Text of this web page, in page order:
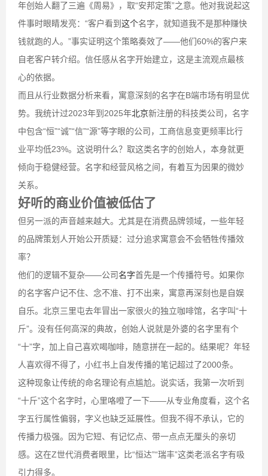
年创始人翻了三遍《周易》，取“安邦定策”之意。他对我说起这
件事时眼睛发亮：“客户看到 这个名字，就知道我不是那种赚快
钱就跑的人。”事实证明这个策略奏效了——他们60%的客户来
自老客户转介绍。信任感从名字开始建立，这是主流观点最核
心的依据。
而且从行业数据分析来看，寓意深刻的名字在B端市场有明显优
势。我统计过2023年到2025年北京新注册的科技类公司，名字
中包含“恒”“诚”“信”“源”等字眼的公司，工商信息变更频率比行
业平均低23%。这说明什么？取这类名字的创始人，本身就更
倾向于稳健经营。名字和经营风格之间，有着互为因果的微妙
关系。
好听的商业价值被低估了
但另一派的声音越来越大。尤其是在消费品牌领域，一些年轻
的品牌策划人开始公开质疑：过分追求寓意会不会牺牲传播效
率？
他们的逻辑不复杂——公司名字首先是一个传播符号。如果你
的名字客户记不住、念不准、打不出来，寓意再深刻也是自娱
自乐。北京三里屯去年冒出一家很火的独立咖啡馆，名字叫“十
斤”。没有任何高深的典故，创始人说就是外婆的名字里有个
“十”字，加上自己喜欢喝咖啡，随意拼在一起的。结果呢？年轻
人喜欢得不得了，小红书上自发传播的笔记超过了2000条。
这种现象让传统的命名理论有点尴尬。说实话，我第一次听到
“十斤”这个名字时，心里咯噔了一下——从专业角度看，这个名
字五行属性偏弱，字义也缺乏延展性。但我不得不承认，它的
传播力极强。因为它短、有记忆点、带一点点无厘头的亲切
感。这在Z世代消费者眼里，比“恒达”“瑞丰”这类老派名字有吸
引力得多。